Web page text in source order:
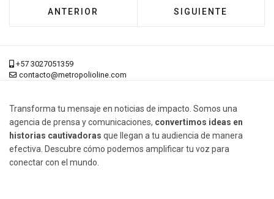
ARTÍCULO ANTERIOR: MUJERES
ANTERIOR ARTÍCULO
SIGUIENTE
+57 3027051359
contacto@metropolioline.com
Transforma tu mensaje en noticias de impacto. Somos una
agencia de prensa y comunicaciones, convertimos ideas en
historias cautivadoras que llegan a tu audiencia de manera
efectiva. Descubre cómo podemos amplificar tu voz para
conectar con el mundo.